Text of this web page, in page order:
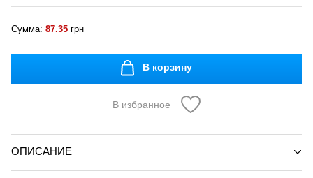
Сумма: 87.35 грн
В корзину
В избранное
ОПИСАНИЕ